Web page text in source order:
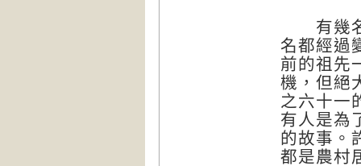
有幾名
名都經過
前的祖先
機，但絕
之六十一
有人是為
的故事。
都是農村